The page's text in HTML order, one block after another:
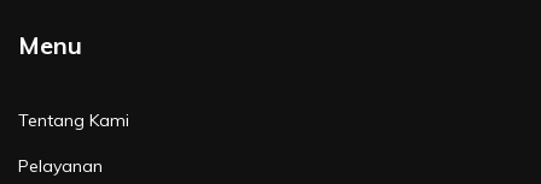
Menu
Tentang Kami
Pelayanan